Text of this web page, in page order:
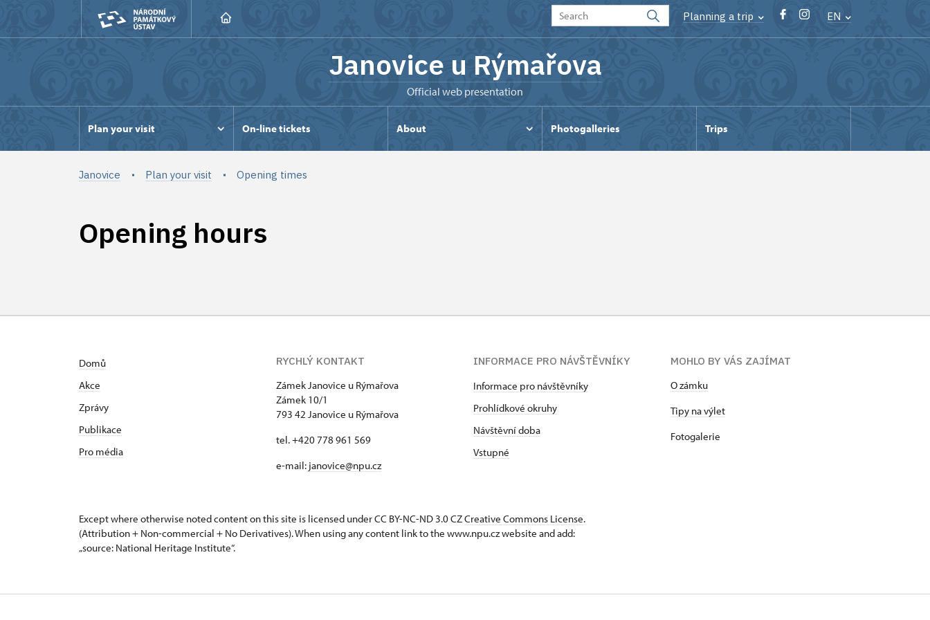
Planning a trip EN
Janovice u Rýmařova
Official web presentation
Plan your visit On-line tickets About Photogalleries Trips
Janovice Plan your visit Opening times
Opening hours
Domů
Akce
Zprávy
Publikace
Pro média
RYCHLÝ KONTAKT
Zámek Janovice u Rýmařova
Zámek 10/1
793 42 Janovice u Rýmařova
tel. +420 778 961 569
e-mail: janovice@npu.cz
INFORMACE PRO NÁVŠTĚVNÍKY
Informace pro návštěvníky
Prohlídkové okruhy
Návštěvní doba
Vstupné
MOHLO BY VÁS ZAJÍMAT
O zámku
Tipy na výlet
Fotogalerie
Except where otherwise noted content on this site is licensed under CC BY-NC-ND 3.0 CZCreative Commons License.
(Attribution + Non-commercial + No Derivatives). When using any content link to the www.npu.cz website and add:
„source: National Heritage Institute“.